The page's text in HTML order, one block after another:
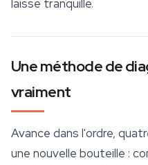
laisse tranquille.
Une méthode de
vraiment
Avance dans l'ordre,
une nouvelle bouteille :